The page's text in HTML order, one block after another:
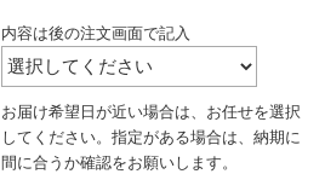
内容は後の注文画面で記入
お届け希望日が近い場合は、お任せを選択
してください。指定がある場合は、納期に
間に合うか確認をお願いします。